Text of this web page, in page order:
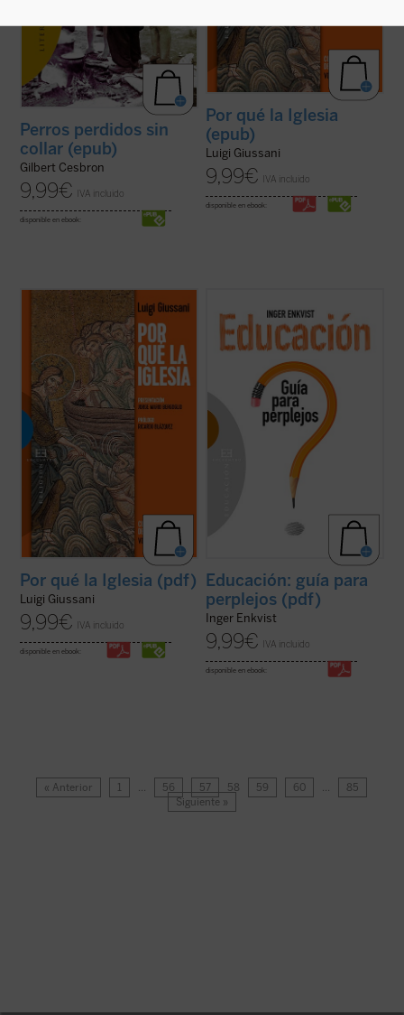
Perros perdidos sin
collar (epub)
Gilbert Cesbron
9,99€ IVA incluido
disponible en ebook:
Por qué la Iglesia
(epub)
Luigi Giussani
9,99€ IVA incluido
disponible en ebook:
«Viviendo la experiencia de la comunidad
cristiana el hombre de hoy puede verificar
que esta realidad no es solamente humana,
sino que esta vida corresponde a las
exigencias más radicales del corazón, que
permite encarar las circunstancias y los ...
(ver ficha)
Por qué la Iglesia (pdf)
Luigi Giussani
9,99€ IVA incluido
disponible en ebook:
Educación: guía para
perplejos (pdf)
Inger Enkvist
9,99€ IVA incluido
disponible en ebook:
« Anterior 1 … 56 57 58 59 60 …
85
Siguiente »